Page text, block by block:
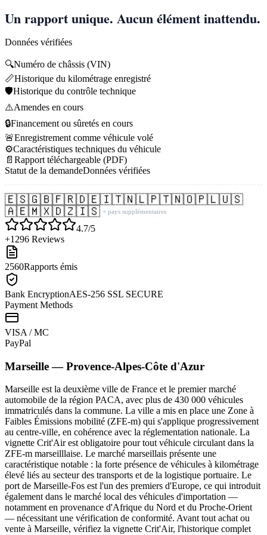
Un rapport unique. Aucun élément inattendu.
Données vérifiées
🔍Numéro de châssis (VIN)
📏Historique du kilométrage enregistré
🛡️Historique du contrôle technique
⚠️Amendes en cours
🔒Financement ou sûretés en cours
🚨Enregistrement comme véhicule volé
⚙️Caractéristiques techniques du véhicule
📄 Rapport téléchargeable (PDF)
Statut de la demandeDonnées vérifiées
🇪🇸🇬🇧🇫🇷🇩🇪🇮🇹🇳🇱🇵🇹🇳🇴🇵🇱🇺🇸
🇦🇪🇲🇽🇩🇿🇮🇸 + pays supplémentaires
4.7/5
+1296 Reviews
2560Rapports émis
Bank EncryptionAES-256 SSL SECURE
Payment Methods
VISA / MC
PayPal
Marseille—Provence-Alpes-Côte d'Azur
Marseille est la deuxième ville de France et le premier marché
automobile de la région PACA, avec plus de 430 000 véhicules
immatriculés dans la commune. La ville a mis en place une Zone à
Faibles Émissions mobilité (ZFE-m) qui s'applique progressivement
au centre-ville, en cohérence avec la réglementation nationale. La
vignette Crit'Air est obligatoire pour tout véhicule circulant dans la
ZFE-m marseilllaise. Le marché marseillais présente une
caractéristique notable : la forte présence de véhicules à kilométrage
élevé liés au secteur des transports et de la logistique portuaire. Le
port de Marseille-Fos est l'un des premiers d'Europe, ce qui introduit
également dans le marché local des véhicules d'importation —
notamment en provenance d'Afrique du Nord et du Proche-Orient
— nécessitant une vérification de conformité. Avant tout achat ou
vente à Marseille, vérifiez la vignette Crit'Air, l'historique complet